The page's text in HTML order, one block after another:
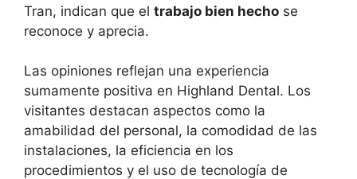
Tran, indican que el trabajo bien hecho se
reconoce y aprecia.
Las opiniones reflejan una experiencia
sumamente positiva en Highland Dental. Los
visitantes destacan aspectos como la
amabilidad del personal, la comodidad de las
instalaciones, la eficiencia en los
procedimientos y el uso de tecnología de